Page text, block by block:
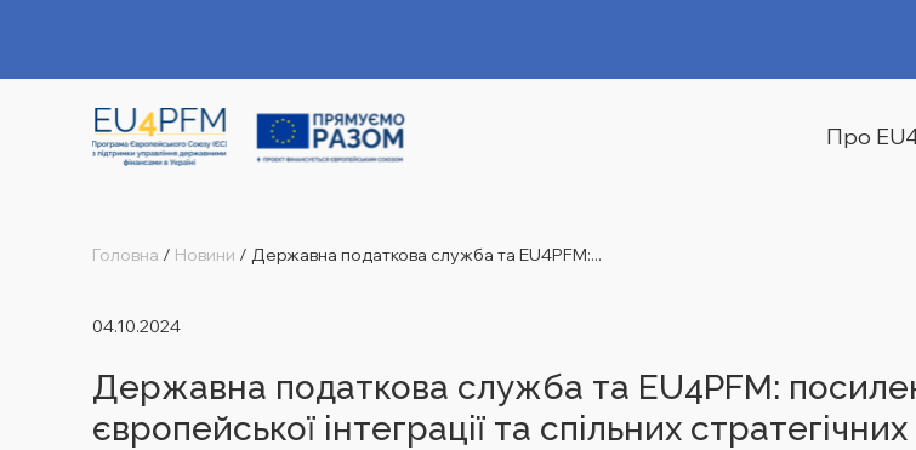
Про
Головна / Новини / Державна податкова служба та EU4PFM:...
04.10.2024
Державна податкова служба та EU4PFM:
європейської інтеграції та спільних